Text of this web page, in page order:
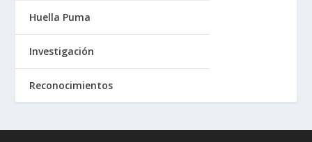
Huella Puma
Investigación
Reconocimientos